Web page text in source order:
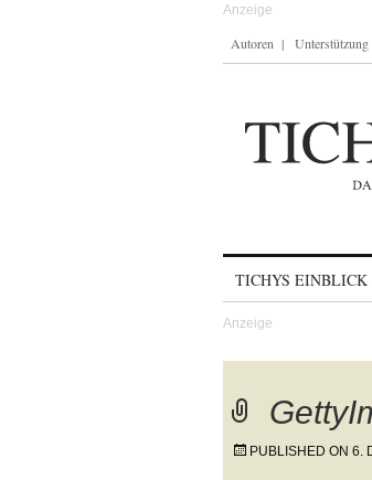
Autoren Unterstützung
TICHYS EINBLICK
PUBLISHED ON 6.